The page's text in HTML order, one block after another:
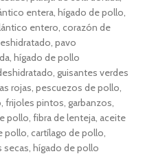
entera, hígado de pollo,
entero, corazón de
pavo
hígado de pollo
guisantes verdes
rojas, pescuezos de pollo,
frijoles pintos, garbanzos,
pollo, fibra de lenteja, aceite
pollo, cartílago de pollo,
secas, hígado de pollo